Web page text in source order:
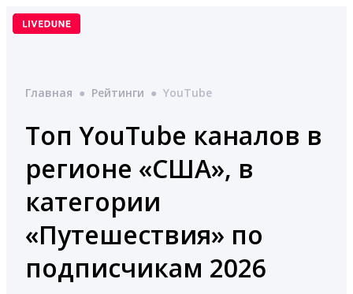
Перейти
Главная ● Рейтинги ● YouTube
Топ YouTube каналов в
регионе «США», в
категории
«Путешествия» по
подписчикам 2026